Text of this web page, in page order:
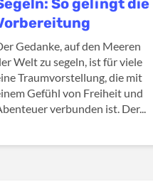
So gelingt die
Gedanke, auf den Meeren
Welt zu segeln, ist für viele
Traumvorstellung, die mit
Gefühl von Freiheit und
verbunden ist. Der...